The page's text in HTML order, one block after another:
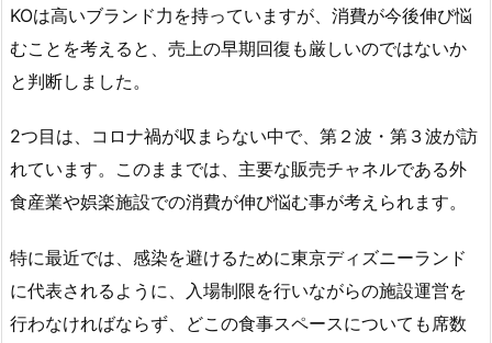
KOは高いブランド力を持っていますが、消費が今後伸び悩
むことを考えると、売上の早期回復も厳しいのではないか
と判断しました。
2つ目は、コロナ禍が収まらない中で、第２波・第３波が訪
れています。このままでは、主要な販売チャネルである外
食産業や娯楽施設での消費が伸び悩む事が考えられます。
特に最近では、感染を避けるために東京ディズニーランド
に代表されるように、入場制限を行いながらの施設運営を
行わなければならず、どこの食事スペースについても席数